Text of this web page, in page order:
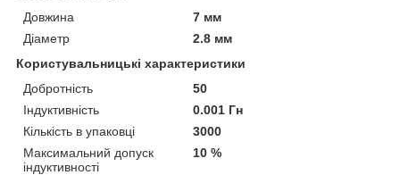
Довжина
7 мм
Діаметр
2.8 мм
Користувальницькі характеристики
Добротність
50
Індуктивність
0.001 Гн
Кількість в упаковці
3000
Максимальний допуск
індуктивності
10 %